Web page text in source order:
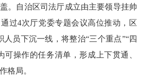
。自治区司法厅成立由主要领导挂帅
过4次厅党委专题会议高位推动，区
人员下沉一线，将整治“三个重点”“四
可操作的任务清单，形成上下贯通、
格局。